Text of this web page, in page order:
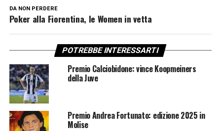
DA NON PERDERE
Poker alla Fiorentina, le Women in vetta
POTREBBE INTERESSARTI
Premio Calciobidone: vince Koopmeiners
della Juve
Premio Andrea Fortunato: edizione 2025 in
Molise